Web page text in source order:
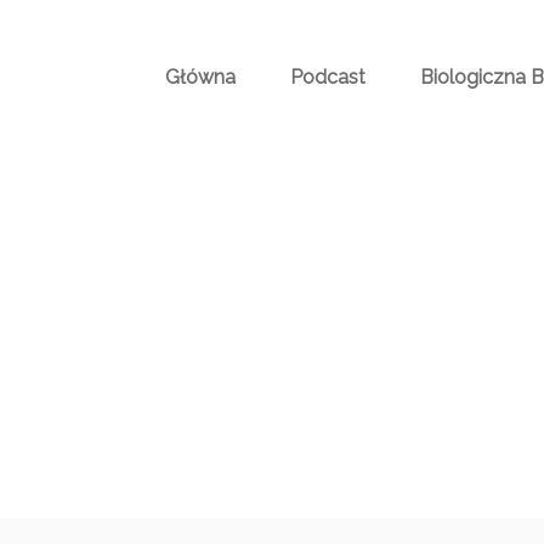
Główna Podcast Biologiczna